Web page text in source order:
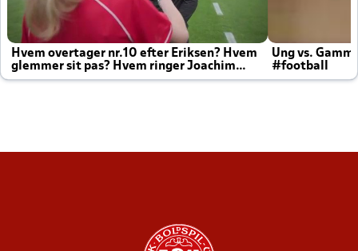
Hvem overtager nr.10 efter Eriksen? Hvem
glemmer sit pas? Hvem ringer Joachim
altid til efter kampe?
Ung vs.
#football